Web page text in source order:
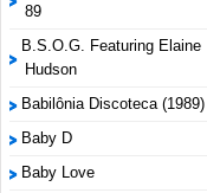
89
B.S.O.G. Featuring Elaine
Hudson
Babilônia Discoteca (1989)
Baby D
Baby Love